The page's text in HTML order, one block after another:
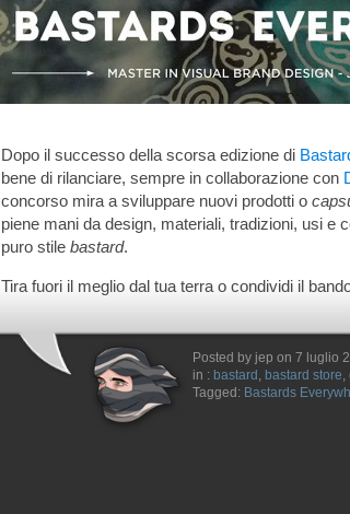
Dopo il successo della scorsa edizione di
bene di rilanciare, sempre in collaborazione con
concorso mira a sviluppare nuovi prodotti o
piene mani da design, materiali, tradizioni, usi e
puro stile bastard.
Tira fuori il meglio dal tua terra o condividi il
Posted by jep on 7 luglio
in : bastard , bastard store,
Tagged: Bastards